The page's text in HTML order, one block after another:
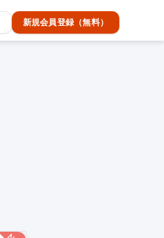
新規会員登録（無料）